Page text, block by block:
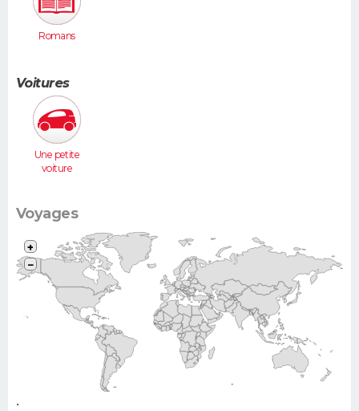
Romans
Voitures
Une petite
voiture
Voyages
•
+
−